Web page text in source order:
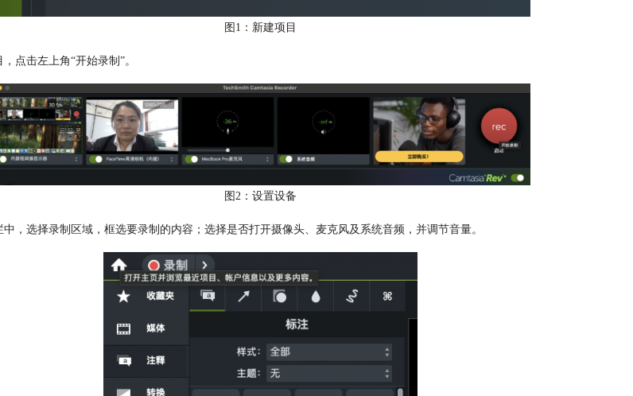
图1：新建项目
点击左上角“开始录制”。
图2：设置设备
，选择录制区域，框选要录制的内容；选择是否打开摄像头、麦克风及系统音频，并调节音量。